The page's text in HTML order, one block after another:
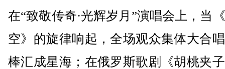
在“致敬传奇·光辉岁月”演唱会上，当
空》的旋律响起，全场观众集体大合
棒汇成星海；在俄罗斯歌剧《胡桃夹